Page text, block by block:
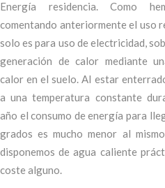
Energía residencia. Como
comentando anteriormente el uso
solo es para uso de electricidad,
generación de calor mediante
calor en el suelo. Al estar
a una temperatura constante
año el consumo de energía para
grados es mucho menor al
disponemos de agua caliente
coste alguno.